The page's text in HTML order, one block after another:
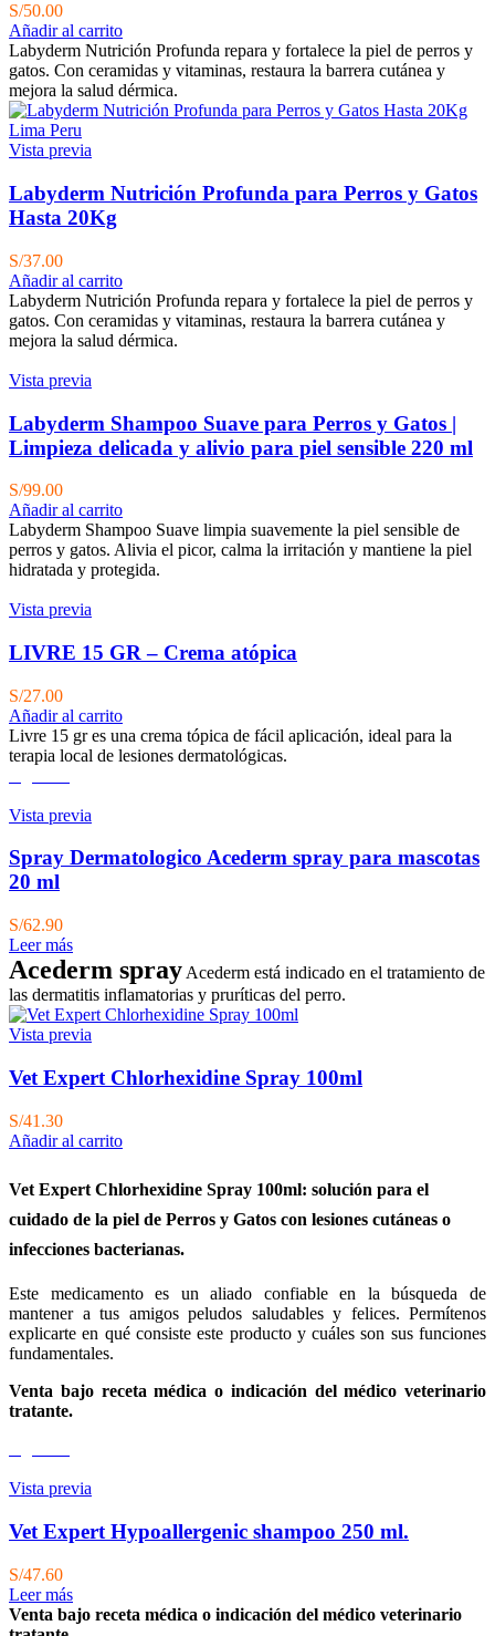
S/50.00
Añadir al carrito
Labyderm Nutrición Profunda repara y fortalece la piel de perros y
gatos. Con ceramidas y vitaminas, restaura la barrera cutánea y
mejora la salud dérmica.
Vista previa
Labyderm Nutrición Profunda para Perros y Gatos
Hasta 20Kg
S/37.00
Añadir al carrito
Labyderm Nutrición Profunda repara y fortalece la piel de perros y
gatos. Con ceramidas y vitaminas, restaura la barrera cutánea y
mejora la salud dérmica.
Vista previa
Labyderm Shampoo Suave para Perros y Gatos |
Limpieza delicada y alivio para piel sensible 220 ml
S/99.00
Añadir al carrito
Labyderm Shampoo Suave limpia suavemente la piel sensible de
perros y gatos. Alivia el picor, calma la irritación y mantiene la piel
hidratada y protegida.
Vista previa
LIVRE 15 GR – Crema atópica
S/27.00
Añadir al carrito
Livre 15 gr es una crema tópica de fácil aplicación, ideal para la
terapia local de lesiones dermatológicas.
Vista previa
Spray Dermatologico Acederm spray para mascotas
20 ml
S/62.90
Leer más
Acederm spray Acederm está indicado en el tratamiento de
las dermatitis inflamatorias y pruríticas del perro.
Vista previa
Vet Expert Chlorhexidine Spray 100ml
S/41.30
Añadir al carrito
Vet Expert Chlorhexidine Spray 100ml: solución para el
cuidado de la piel de Perros y Gatos con lesiones cutáneas o
infecciones bacterianas.
Este medicamento es un aliado confiable en la búsqueda de
mantener a tus amigos peludos saludables y felices. Permítenos
explicarte en qué consiste este producto y cuáles son sus funciones
fundamentales.
Venta bajo receta médica o indicación del médico veterinario
tratante.
Vista previa
Vet Expert Hypoallergenic shampoo 250 ml.
S/47.60
Leer más
Venta bajo receta médica o indicación del médico veterinario